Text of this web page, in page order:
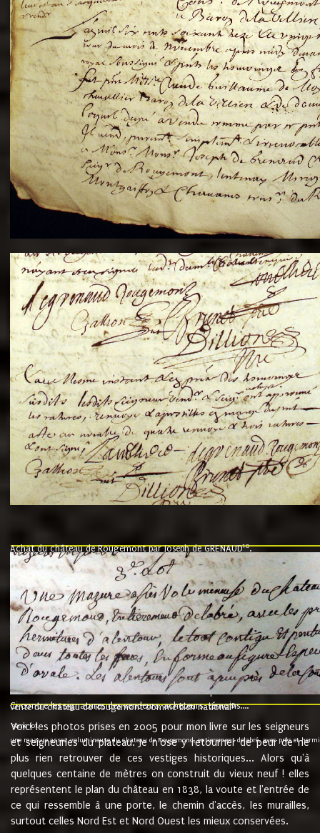
Achat du château de Rougemont par Joseph de GRENAUD10.
"l'an mil six cent soixante treze le ving neuvième jour du mois de
nommé fut présent Messire Claude Guillaume de Moyriat chevalier baron
vend, purement simplement et irrevocablement a monseigneur monsieur
et chavannes conseiller du roy au parlement de Bourgogne, present et
que le dit seigneur Baron de la Vellière a sur ses hommes, indivisables et
de la Velliere tout ainsi et comme le dit seigneur Baron et ses
présent......"
suivent les rentes, donation des terriers, etc... au prix de 880 livre louis
Ci contre les signatures des vendeurs, acheteurs, témoins....
vente du château de Rougemont comme bien national9.
"3ème lot
une mazure assez volumineuse du chateau de Rougemond, entierement delabré, avec près et
Voici les photos prises en 2005 pour mon livre sur les seigneurs
et seigneuries du plateau. Je n'ose y retourner de peur de ne
plus rien retrouver de ces vestiges historiques... Alors qu'à
quelques centaine de mètres on construit du vieux neuf ! elles
représentent le plan du château en 1838, la voute et l'entrée de
ce qui ressemble à une porte, le chemin d'accès, les murailles,
surtout celles Nord Est et Nord Ouest les mieux conservées.